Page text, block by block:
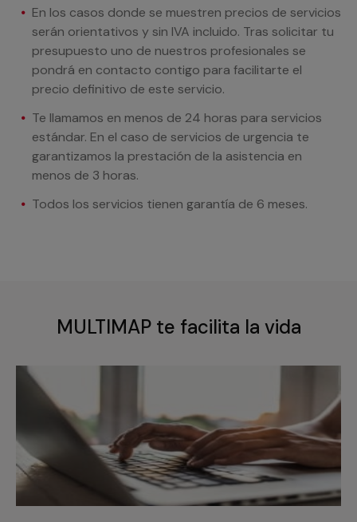
En los casos donde se muestren precios de servicios
serán orientativos y sin IVA incluido. Tras solicitar tu
presupuesto uno de nuestros profesionales se
pondrá en contacto contigo para facilitarte el
precio definitivo de este servicio.
Te llamamos en menos de 24 horas para servicios
estándar. En el caso de servicios de urgencia te
garantizamos la prestación de la asistencia en
menos de 3 horas.
Todos los servicios tienen garantía de 6 meses.
MULTIMAP te facilita la vida